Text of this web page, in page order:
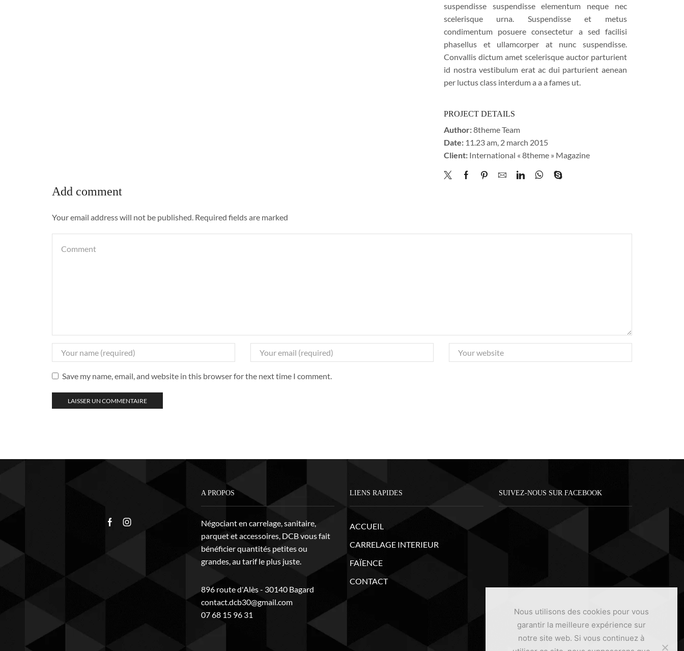
suspendisse suspendisse elementum neque nec
scelerisque urna. Suspendisse et metus
condimentum posuere consectetur a sed facilisi
phasellus et ullamcorper at nunc suspendisse.
Convallis dictum amet scelerisque auctor parturient
id nostra vestibulum erat ac dui parturient aenean
per luctus class interdum a a a fames ut.
PROJECT DETAILS
Author:8theme Team
Date:11.23 am, 2 march 2015
Client:International « 8theme » Magazine
Add comment
Your email address will not be published. Required fields are marked
Save my name, email, and website in this browser for the next time I comment.
A PROPOS
Négociant en carrelage, sanitaire,
parquet et accessoires, DCB vous fait
bénéficier quantités petites ou
grandes, au tarif le plus juste.
896 route d'Alès - 30140 Bagard
contact.dcb30@gmail.com
07 68 15 96 31
LIENS RAPIDES
ACCUEIL
CARRELAGE INTERIEUR
FAÏENCE
CONTACT
SUIVEZ-NOUS SUR FACEBOOK
Nous utilisons des cookies pour vous
garantir la meilleure expérience sur
notre site web. Si vous continuez à